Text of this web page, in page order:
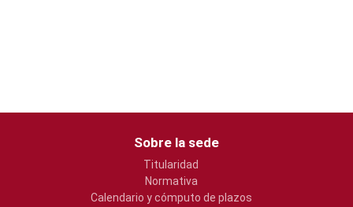
Sobre la sede
Titularidad
Normativa
Calendario y cómputo de plazos